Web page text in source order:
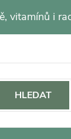
vitamínů i
HLEDAT